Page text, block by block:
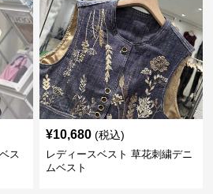
ス
¥10,680 (税込)
レディースベスト 草花刺繍デニ
ムベスト